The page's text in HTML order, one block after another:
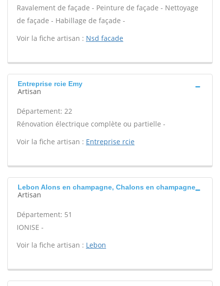
Ravalement de façade - Peinture de façade - Nettoyage
de façade - Habillage de façade -
Voir la fiche artisan : Nsd facade
Entreprise rcie Emy
Artisan
Département: 22
Rénovation électrique complète ou partielle -
Voir la fiche artisan : Entreprise rcie
Lebon Alons en champagne, Chalons en champagne
Artisan
Département: 51
IONISE -
Voir la fiche artisan : Lebon